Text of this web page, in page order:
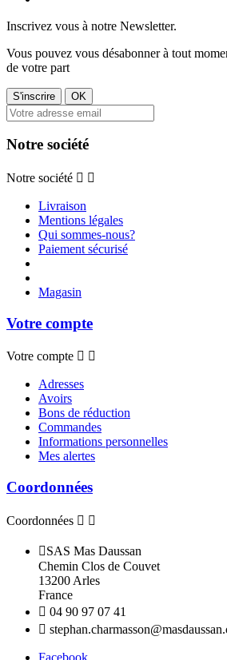
Inscrivez vous à notre Newsletter.
Vous pouvez vous désabonner à tout
de votre part
Notre société
Notre société  
Livraison
Mentions légales
Qui sommes-nous?
Paiement sécurisé
Magasin
Votre compte
Votre compte  
Adresses
Avoirs
Bons de réduction
Commandes
Informations personnelles
Mes alertes
Coordonnées
Coordonnées  
SAS Mas Daussan
Chemin Clos de Couvet
13200 Arles
France
 04 90 97 07 41

Facebook